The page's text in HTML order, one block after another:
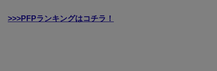
>>>PFPランキングはコチラ！